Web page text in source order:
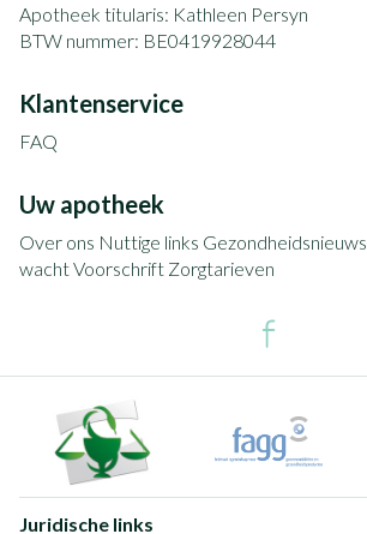
Apotheek titularis: Kathleen Persyn
BTW nummer: BE0419928044
Klantenservice
FAQ
Uw apotheek
Over ons Nuttige links Gezondheidsnieuws
wachtVoorschrift Zorgtarieven
Juridische links